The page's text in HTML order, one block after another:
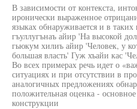
В зависимости от контекста,
иронически выраженное
языках обнаруживается и в
гъуллугънаъ айир 'На высокой
гьюкум хилиъ айир 'Человек, у
большая власть' Гуж хъайи кас
Во всех примерах речь идет о
ситуациях и при отсутствии в
аналогичных предложениях
положительная оценка -
конструкции